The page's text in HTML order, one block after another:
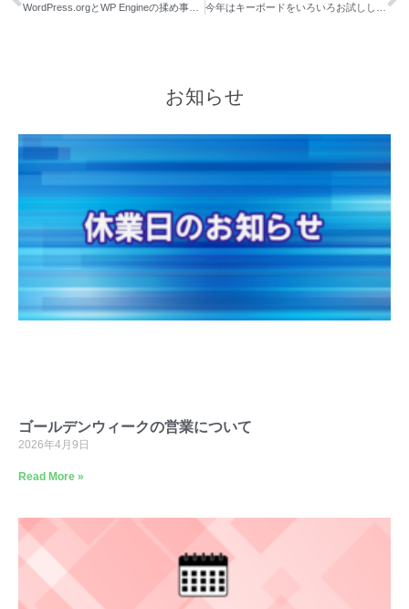
WordPress.orgとWP Engineの揉め事に関するエムティ・デザインとしての見解と今後 今年はキーボードをいろいろお試ししました。まずはATTACK SHARK K86をご紹介
お知らせ
ゴールデンウィークの営業について
2026年4月9日
Read More »